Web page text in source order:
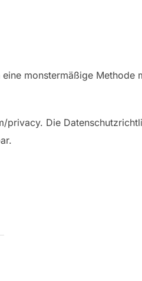
monstermäßige Methode
privacy. Die